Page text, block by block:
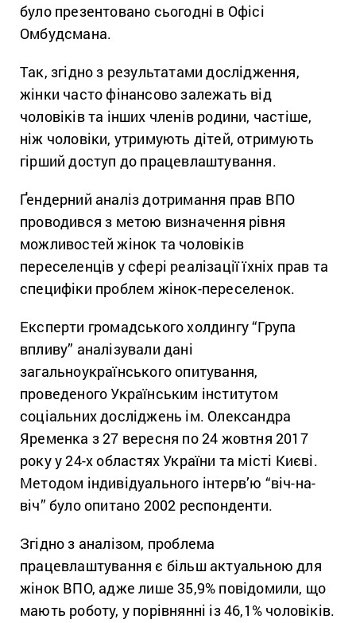
було презентовано сьогодні в Офісі
Омбудсмана.
Так, згідно з результатами дослідження,
жінки часто фінансово залежать від
чоловіків та інших членів родини, частіше,
ніж чоловіки, утримують дітей, отримують
гірший доступ до працевлаштування.
Ґендерний аналіз дотримання прав ВПО
проводився з метою визначення рівня
можливостей жінок та чоловіків
переселенців у сфері реалізації їхніх прав та
специфіки проблем жінок-переселенок.
Експерти громадського холдингу “Група
впливу” аналізували дані
загальноукраїнського опитування,
проведеного Українським інститутом
соціальних досліджень ім. Олександра
Яременка з 27 вересня по 24 жовтня 2017
року у 24-х областях України та місті Києві.
Методом індивідуального інтерв’ю “віч-на-
віч” було опитано 2002 респонденти.
Згідно з аналізом, проблема
працевлаштування є більш актуальною для
жінок ВПО, адже лише 35,9% повідомили, що
мають роботу, у порівнянні із 46,1% чоловіків.